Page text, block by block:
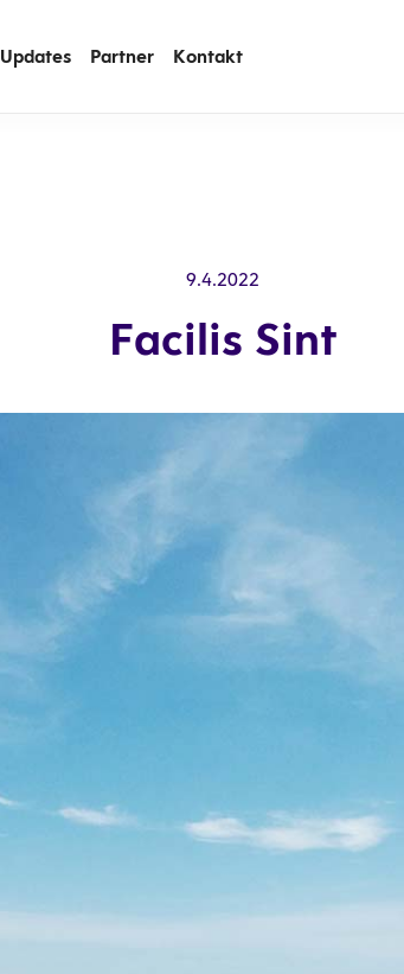
Updates Partner
Kontakt
9.4.2022
Facilis Sint